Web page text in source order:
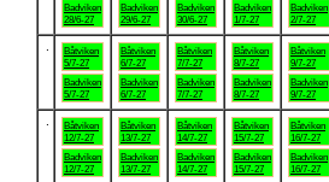
Badviken
28/6-27
Badviken
29/6-27
Badviken
30/6-27
Badviken
1/7-27
Badviken
2/7-27
Båtviken
5/7-27
Badviken
5/7-27
Båtviken
6/7-27
Badviken
6/7-27
Båtviken
7/7-27
Badviken
7/7-27
Båtviken
8/7-27
Badviken
8/7-27
Båtviken
9/7-27
Badviken
9/7-27
Båtviken
12/7-27
Badviken
12/7-27
Båtviken
13/7-27
Badviken
13/7-27
Båtviken
14/7-27
Badviken
14/7-27
Båtviken
15/7-27
Badviken
15/7-27
Båtviken
16/7-27
Badviken
16/7-27